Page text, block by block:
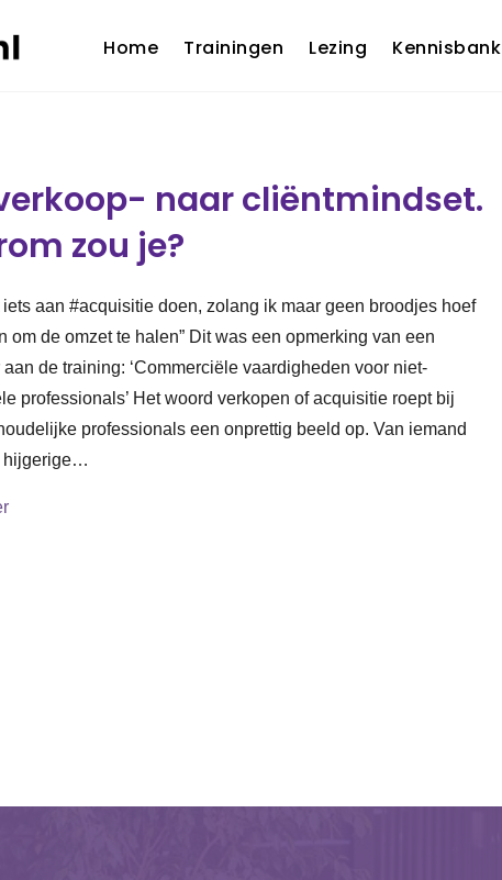
Home Trainingen Lezing Kennisbank
naar cliëntmindset.
zou je?
iets aan #acquisitie doen, zolang ik maar geen broodjes hoef
om de omzet te halen” Dit was een opmerking van een
de training: ‘Commerciële vaardigheden voor niet-
professionals’ Het woord verkopen of acquisitie roept bij
professionals een onprettig beeld op. Van iemand
hijgerige…
about Van verkoop- naar cliëntmindset. Waarom zou je?